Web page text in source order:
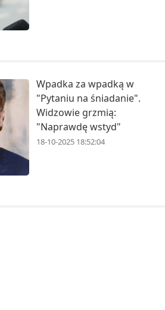
Wpadka za wpadką w
"Pytaniu na śniadanie".
Widzowie grzmią:
"Naprawdę wstyd"
18-10-2025 18:52:04